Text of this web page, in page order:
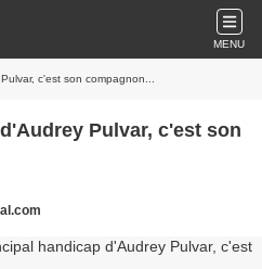
MENU
c'est son compagnon...
Pulvar, c'est son